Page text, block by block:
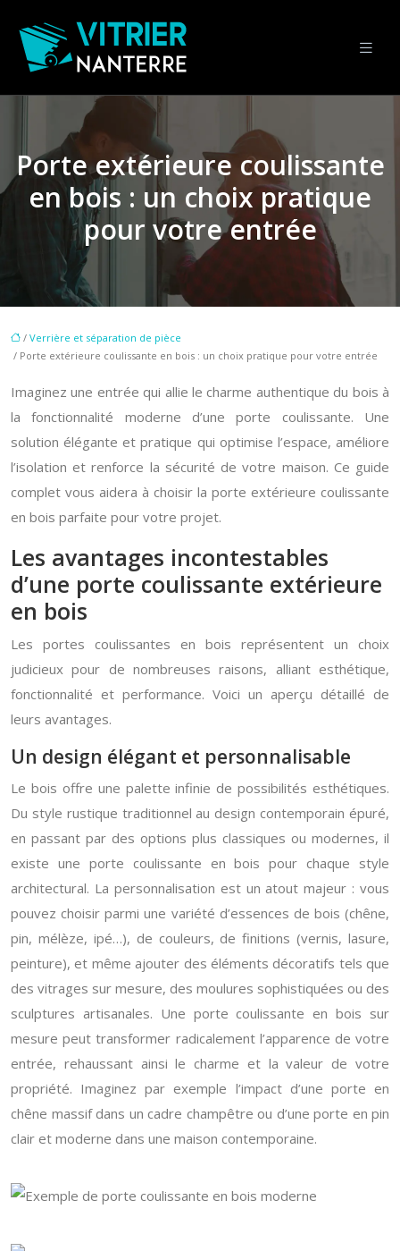
Porte extérieure coulissante
en bois : un choix pratique
pour votre entrée
/ Verrière et séparation de pièce
/ Porte extérieure coulissante en bois : un choix pratique pour votre entrée
Imaginez une entrée qui allie le charme authentique du bois à
la fonctionnalité moderne d’une porte coulissante. Une
solution élégante et pratique qui optimise l’espace, améliore
l’isolation et renforce la sécurité de votre maison. Ce guide
complet vous aidera à choisir la porte extérieure coulissante
en bois parfaite pour votre projet.
Les avantages incontestables
d’une porte coulissante extérieure
en bois
Les portes coulissantes en bois représentent un choix
judicieux pour de nombreuses raisons, alliant esthétique,
fonctionnalité et performance. Voici un aperçu détaillé de
leurs avantages.
Un design élégant et personnalisable
Le bois offre une palette infinie de possibilités esthétiques.
Du style rustique traditionnel au design contemporain épuré,
en passant par des options plus classiques ou modernes, il
existe une porte coulissante en bois pour chaque style
architectural. La personnalisation est un atout majeur : vous
pouvez choisir parmi une variété d’essences de bois (chêne,
pin, mélèze, ipé…), de couleurs, de finitions (vernis, lasure,
peinture), et même ajouter des éléments décoratifs tels que
des vitrages sur mesure, des moulures sophistiquées ou des
sculptures artisanales. Une porte coulissante en bois sur
mesure peut transformer radicalement l’apparence de votre
entrée, rehaussant ainsi le charme et la valeur de votre
propriété. Imaginez par exemple l’impact d’une porte en
chêne massif dans un cadre champêtre ou d’une porte en pin
clair et moderne dans une maison contemporaine.